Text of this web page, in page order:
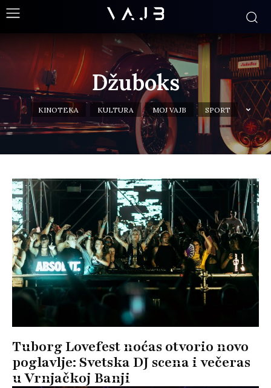
Džuboks
KINOTEKA KULTURA MOJ VAJB SPORT
Tuborg Lovefest noćas otvorio novo
poglavlje: Svetska DJ scena i večeras
u Vrnjačkoj Banji